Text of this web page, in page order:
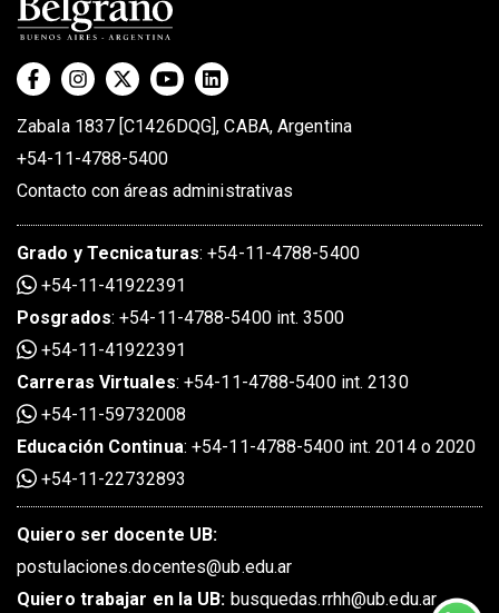
Zabala 1837 [C1426DQG], CABA, Argentina
+54-11-4788-5400
Contacto con áreas administrativas
Grado y Tecnicaturas:+54-11-4788-5400
+54-11-41922391
Posgrados:+54-11-4788-5400 int. 3500
+54-11-41922391
Carreras Virtuales:+54-11-4788-5400 int. 2130
+54-11-59732008
Educación Continua:+54-11-4788-5400 int. 2014 o 2020
+54-11-22732893
Quiero ser docente UB:
postulaciones.docentes@ub.edu.ar
Quiero trabajar en la UB: busquedas.rrhh@ub.edu.ar